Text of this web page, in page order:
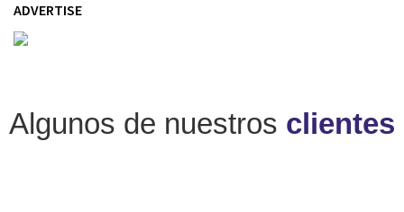
ADVERTISE
Algunos de nuestros clientes